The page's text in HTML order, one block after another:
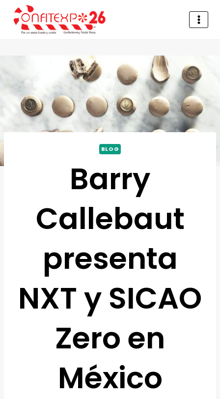
BLOG
Barry
Callebaut
presenta
NXT y SICAO
Zero en
México